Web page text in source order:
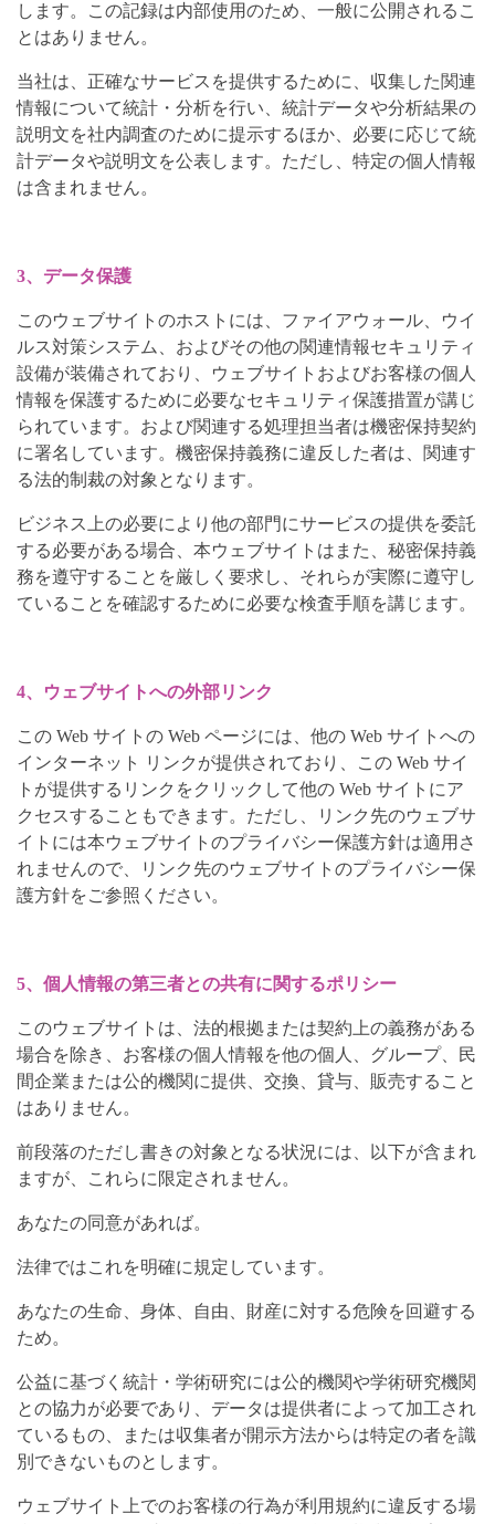
します。この記録は内部使用のため、一般に公開されるこ
とはありません。
当社は、正確なサービスを提供するために、収集した関連
情報について統計・分析を行い、統計データや分析結果の
説明文を社内調査のために提示するほか、必要に応じて統
計データや説明文を公表します。ただし、特定の個人情報
は含まれません。
3、データ保護
このウェブサイトのホストには、ファイアウォール、ウイ
ルス対策システム、およびその他の関連情報セキュリティ
設備が装備されており、ウェブサイトおよびお客様の個人
情報を保護するために必要なセキュリティ保護措置が講じ
られています。および関連する処理担当者は機密保持契約
に署名しています。機密保持義務に違反した者は、関連す
る法的制裁の対象となります。
ビジネス上の必要により他の部門にサービスの提供を委託
する必要がある場合、本ウェブサイトはまた、秘密保持義
務を遵守することを厳しく要求し、それらが実際に遵守し
ていることを確認するために必要な検査手順を講じます。
4、ウェブサイトへの外部リンク
この Web サイトの Web ページには、他の Web サイトへの
インターネット リンクが提供されており、この Web サイ
トが提供するリンクをクリックして他の Web サイトにア
クセスすることもできます。ただし、リンク先のウェブサ
イトには本ウェブサイトのプライバシー保護方針は適用さ
れませんので、リンク先のウェブサイトのプライバシー保
護方針をご参照ください。
5、個人情報の第三者との共有に関するポリシー
このウェブサイトは、法的根拠または契約上の義務がある
場合を除き、お客様の個人情報を他の個人、グループ、民
間企業または公的機関に提供、交換、貸与、販売すること
はありません。
前段落のただし書きの対象となる状況には、以下が含まれ
ますが、これらに限定されません。
あなたの同意があれば。
法律ではこれを明確に規定しています。
あなたの生命、身体、自由、財産に対する危険を回避する
ため。
公益に基づく統計・学術研究には公的機関や学術研究機関
との協力が必要であり、データは提供者によって加工され
ているもの、または収集者が開示方法からは特定の者を識
別できないものとします。
ウェブサイト上でのお客様の行為が利用規約に違反する場